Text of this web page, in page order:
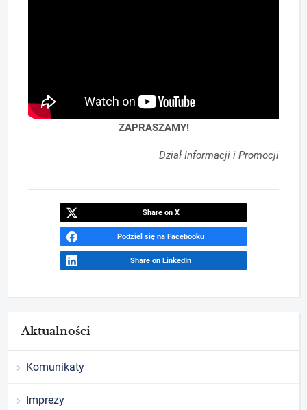
ZAPRASZAMY!
Dział Informacji i Promocji
Share on X
Podziel się na Facebooku
Share on LinkedIn
Aktualności
Komunikaty
Imprezy